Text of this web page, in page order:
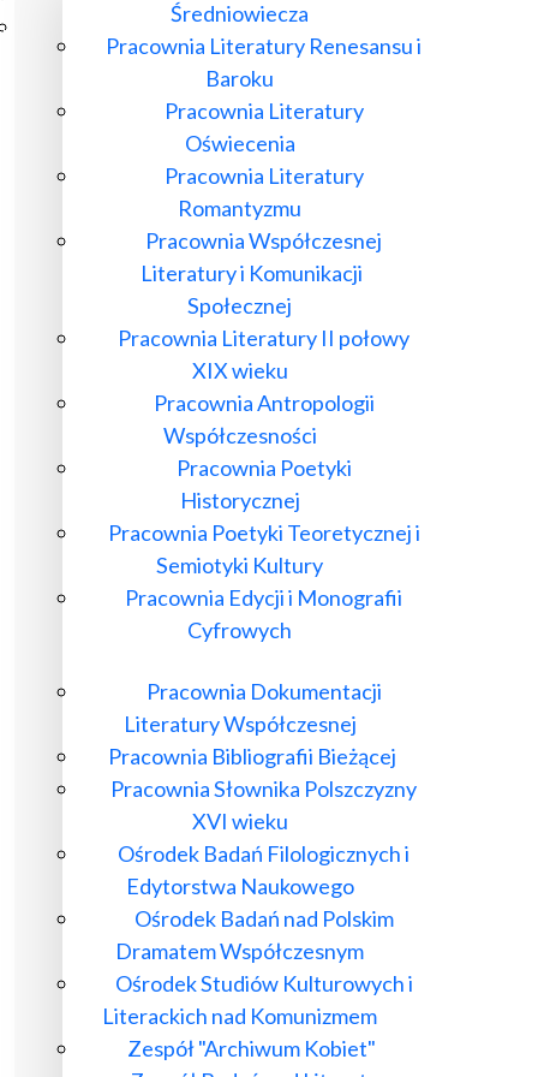
Poczta ibl.waw.pl
Kontakt
Średniowiecza
Pracownia Literatury Renesansu i
Baroku
Pracownia Literatury
Oświecenia
Pracownia Literatury
Romantyzmu
Pracownia Współczesnej
Literatury i Komunikacji
Społecznej
Pracownia Literatury II połowy
XIX wieku
Pracownia Antropologii
Współczesności
Pracownia Poetyki
Historycznej
Pracownia Poetyki Teoretycznej i
Semiotyki Kultury
Pracownia Edycji i Monografii
Cyfrowych
Pracownia Dokumentacji
Literatury Współczesnej
Pracownia Bibliografii Bieżącej
Pracownia Słownika Polszczyzny
XVI wieku
Ośrodek Badań Filologicznych i
Edytorstwa Naukowego
Ośrodek Badań nad Polskim
Dramatem Współczesnym
Ośrodek Studiów Kulturowych i
Literackich nad Komunizmem
Zespół "Archiwum Kobiet"